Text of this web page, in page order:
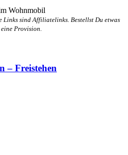
Wohnmobil
Links sind Affiliatelinks. Bestellst Du etwas
Provision.
– Freistehen